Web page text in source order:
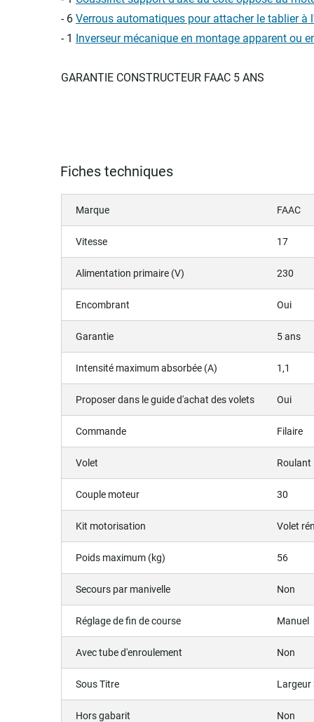
- 6 Verrous automatiques pour attacher le tablier à
- 1 Inverseur mécanique en montage apparent ou
GARANTIE CONSTRUCTEUR FAAC 5 ANS
Fiches techniques
Marque FAAC
Vitesse 17
Alimentation primaire (V) 230
Encombrant Oui
Garantie 5 ans
Intensité maximum absorbée (A) 1,1
Proposer dans le guide d'achat des volets Oui
Commande Filaire
Volet Roulant
Couple moteur 30
Kit motorisation Volet
Poids maximum (kg) 56
Secours par manivelle Non
Réglage de fin de course Manuel
Avec tube d'enroulement Non
Sous Titre Largeur
Hors gabarit Non